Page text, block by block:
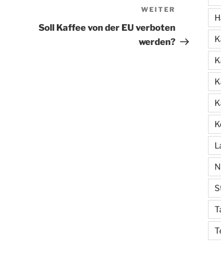
Nächster
Beitrag
WEITER
Soll Kaffee von der EU verboten
werden?